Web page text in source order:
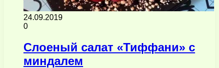
24.09.2019
0
Слоеный салат «Тиффани» с
миндалем